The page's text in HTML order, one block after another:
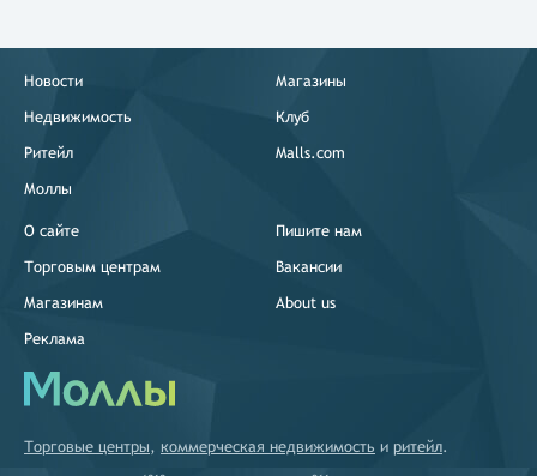
Новости
Недвижимость
Ритейл
Моллы
Магазины
Клуб
Malls.com
О сайте
Торговым центрам
Магазинам
Реклама
Пишите нам
Вакансии
About us
Торговые центры, коммерческая недвижимость и ритейл.